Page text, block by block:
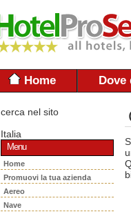
Home Dove
cerca nel sito
Italia
Menu
Home
Promuovi la tua azienda
Aereo
Nave